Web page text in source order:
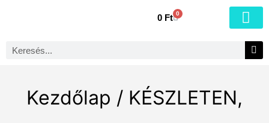
0 Ft 0
Kezdőlap / KÉSZLETEN,